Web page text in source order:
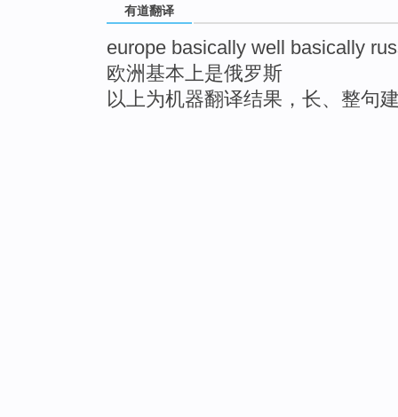
有道翻译
europe basically well basically
欧洲基本上是俄罗斯
以上为机器翻译结果，长、整句